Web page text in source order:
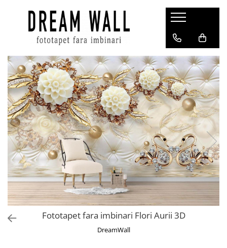
Fototapet fara imbinari
ExclusivArt
Abstract
Arhitectura
Fluid Art
Forme Geometrice
Fototapet 3D
Frescă
Frunze
Natura
Peisaj
Pentru copiiFototapet fara imbinari Flori Aurii 3D
DreamWall